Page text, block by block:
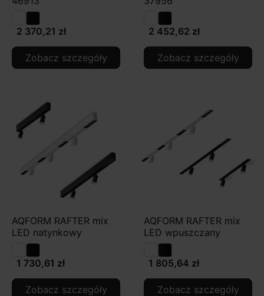
2 370,21 zł
Zobacz szczegóły
2 452,62 zł
Zobacz szczegóły
AQFORM RAFTER mix
LED natynkowy
1 730,61 zł
Zobacz szczegóły
AQFORM RAFTER mix
LED wpuszczany
1 805,64 zł
Zobacz szczegóły